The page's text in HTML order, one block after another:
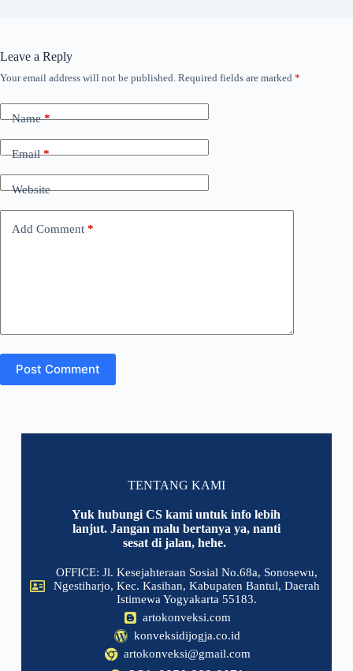
Leave a Reply
Your email address will not be published. Required fields are marked *
Name*
Email*
Website
Add Comment *
Post Comment
TENTANG KAMI
Yuk hubungi CS kami untuk info lebih
lanjut. Jangan malu bertanya ya, nanti
sesat di jalan, hehe.
OFFICE: Jl. Kesejahteraan Sosial No.68a, Sonosewu,
Ngestiharjo, Kec. Kasihan, Kabupaten Bantul, Daerah
Istimewa Yogyakarta 55183.
artokonveksi.com
konveksidijogja.co.id
artokonveksi@gmail.com